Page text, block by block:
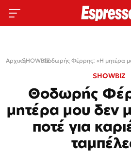
Αρχική›
SHOWBIZ›
SHOWBIZ
Θοδωρής
μητέρα μου δεν
ποτέ για